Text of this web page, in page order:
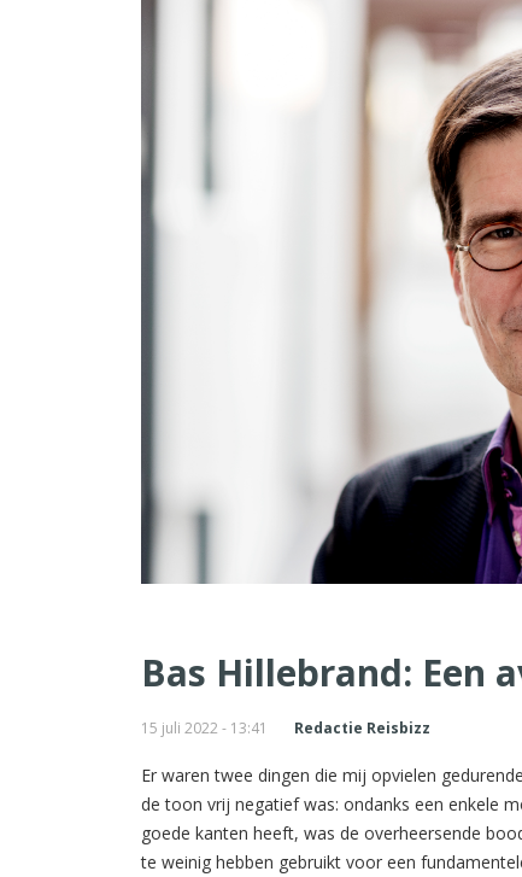
Bas Hillebrand: Een
15 juli 2022 - 13:41 Redactie Reisbizz
Er waren twee dingen die mij opvielen
de toon vrij negatief was: ondanks een enkele
goede kanten heeft, was de overheersende
te weinig hebben gebruikt voor een